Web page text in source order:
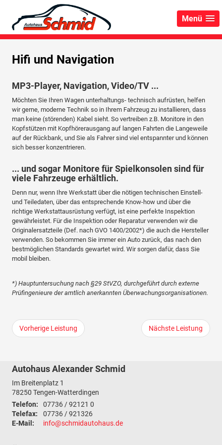
Menü
Hifi und Navigation
MP3-Player, Navigation, Video/TV ...
Möchten Sie Ihren Wagen unterhaltungs- technisch aufrüsten, helfen
wir gerne, moderne Technik so in Ihrem Fahrzeug zu installieren, dass
man keine (störenden) Kabel sieht. So vertreiben z.B. Monitore in den
Kopfstützen mit Kopfhörerausgang auf langen Fahrten die Langeweile
auf der Rückbank, und Sie als Fahrer sind viel entspannter und können
sich besser konzentrieren.
... und sogar Monitore für Spielkonsolen sind für
viele Fahrzeuge erhältlich.
Denn nur, wenn Ihre Werkstatt über die nötigen technischen Einstell-
und Teiledaten, über das entsprechende Know-how und über die
richtige Werkstattausrüstung verfügt, ist eine perfekte Inspektion
gewährleistet. Für die Inspektion oder Reparatur verwenden wir die
Originalersatzteile (Def. nach GVO 1400/2002*) die auch die Hersteller
verwenden. So bekommen Sie immer ein Auto zurück, das nach den
bestmöglichen Standards gewartet wird. Wir sorgen dafür, dass Sie
mobil bleiben.
*) Hauptuntersuchung nach §29 StVZO, durchgeführt durch externe
Prüfingenieure der amtlich anerkannten Überwachungs­organisationen.
Vorherige Leistung Nächste Leistung
Autohaus Alexander Schmid
Im Breitenplatz 1
78250 Tengen-Watterdingen
Telefon:
07736 / 92121 0
Telefax:
07736 / 921326
E-Mail:
info@schmidautohaus.de